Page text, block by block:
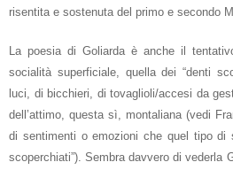
risentita e sostenuta del primo e secondo
La poesia di Goliarda è anche il
socialità superficiale, quella dei “denti
luci, di bicchieri, di tovaglioli/accesi da
dell’attimo, questa sì, montaliana (vedi
di sentimenti o emozioni che quel tipo di
scoperchiati”). Sembra davvero di vederla